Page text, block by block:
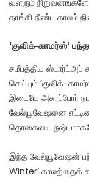
வளரும்
தாங்கி நீண்ட காலம்
‘குவிக்-காமர்ஸ்’
சமீபத்திய ஸ்டார்ட்அப்
செய்யும் ‘குவிக்-
இடையே அசுரப்போர்
வேல்யூவேஷனை
தொகையை
இந்த வேல்யூவேஷன்
Winter’ காலத்தைக்